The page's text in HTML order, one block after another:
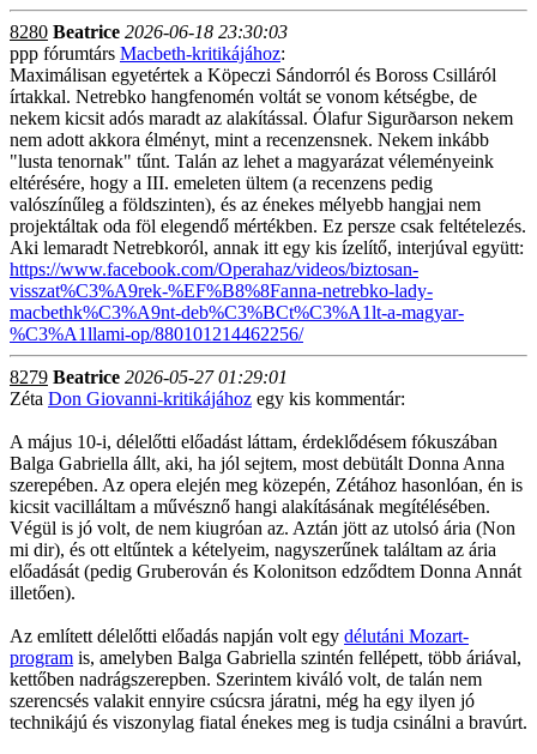
8280 Beatrice 2026-06-18 23:30:03
ppp fórumtárs Macbeth-kritikájához:
Maximálisan egyetértek a Köpeczi Sándorról és Boross Csilláról
írtakkal. Netrebko hangfenomén voltát se vonom kétségbe, de
nekem kicsit adós maradt az alakítással. Ólafur Sigurðarson nekem
nem adott akkora élményt, mint a recenzensnek. Nekem inkább
"lusta tenornak" tűnt. Talán az lehet a magyarázat véleményeink
eltérésére, hogy a III. emeleten ültem (a recenzens pedig
valószínűleg a földszinten), és az énekes mélyebb hangjai nem
projektáltak oda föl elegendő mértékben. Ez persze csak feltételezés.
Aki lemaradt Netrebkoról, annak itt egy kis ízelítő, interjúval együtt:
https://www.facebook.com/Operahaz/videos/biztosan-
visszat%C3%A9rek-%EF%B8%8Fanna-netrebko-lady-
macbethk%C3%A9nt-deb%C3%BCt%C3%A1lt-a-magyar-
%C3%A1llami-op/880101214462256/
8279 Beatrice 2026-05-27 01:29:01
Zéta Don Giovanni-kritikájához egy kis kommentár:
A május 10-i, délelőtti előadást láttam, érdeklődésem fókuszában
Balga Gabriella állt, aki, ha jól sejtem, most debütált Donna Anna
szerepében. Az opera elején meg közepén, Zétához hasonlóan, én is
kicsit vacilláltam a művésznő hangi alakításának megítélésében.
Végül is jó volt, de nem kiugróan az. Aztán jött az utolsó ária (Non
mi dir), és ott eltűntek a kételyeim, nagyszerűnek találtam az ária
előadását (pedig Gruberován és Kolonitson edződtem Donna Annát
illetően).
Az említett délelőtti előadás napján volt egy délutáni Mozart-
program is, amelyben Balga Gabriella szintén fellépett, több áriával,
kettőben nadrágszerepben. Szerintem kiváló volt, de talán nem
szerencsés valakit ennyire csúcsra járatni, még ha egy ilyen jó
technikájú és viszonylag fiatal énekes meg is tudja csinálni a bravúrt.